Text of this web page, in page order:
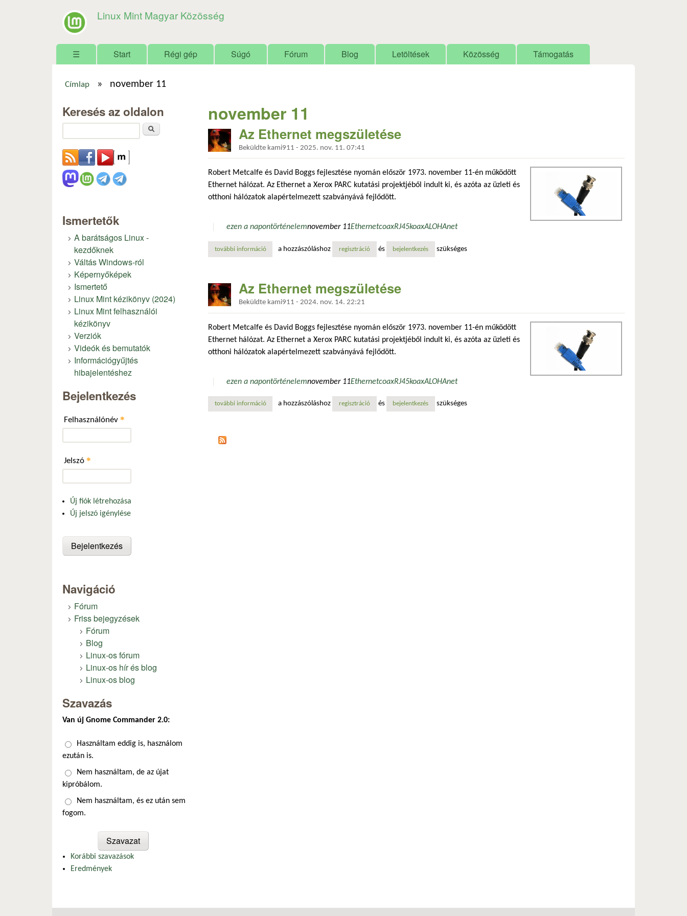
Linux Mint Magyar Közösség
Főmenü
☰ Start Régi gép Súgó Fórum Blog Letöltések Közösség Támogatás
Címlap » november 11
november 11
Az Ethernet megszületése
Beküldte kami911 - 2025. nov. 11. 07:41
Robert Metcalfe és David Boggs fejlesztése nyomán először 1973. november 11-én működött
Ethernet hálózat. Az Ethernet a Xerox PARC kutatási projektjéből indult ki, és azóta az üzleti és
otthoni hálózatok alapértelmezett szabványává fejlődött.
ezen a napontörténelemnovember 11EthernetcoaxRJ45koaxALOHAnet
további információaz ethernet megszületése tartalommal kapcsolatosan
a hozzászóláshoz regisztráció és bejelentkezés szükséges
Az Ethernet megszületése
Beküldte kami911 - 2024. nov. 14. 22:21
Robert Metcalfe és David Boggs fejlesztése nyomán először 1973. november 11-én működött
Ethernet hálózat. Az Ethernet a Xerox PARC kutatási projektjéből indult ki, és azóta az üzleti és
otthoni hálózatok alapértelmezett szabványává fejlődött.
ezen a napontörténelemnovember 11EthernetcoaxRJ45koaxALOHAnet
további információaz ethernet megszületése tartalommal kapcsolatosan
a hozzászóláshoz regisztráció és bejelentkezés szükséges
Keresés az oldalon
Ismertetők
A barátságos Linux -
kezdőknek
Váltás Windows-ról
Képernyőképek
Ismertető
Linux Mint kézikönyv (2024)
Linux Mint felhasználói
kézikönyv
Verziók
Videók és bemutatók
Információgyűjtés
hibajelentéshez
Bejelentkezés
Felhasználónév *
Jelszó *
Új fiók létrehozása
Új jelszó igénylése
Navigáció
Fórum
Friss bejegyzések
Fórum
Blog
Linux-os fórum
Linux-os hír és blog
Linux-os blog
Szavazás
Van új Gnome Commander 2.0:
Választások
Használtam eddig is, használom
ezután is.
Nem használtam, de az újat
kipróbálom.
Nem használtam, és ez után sem
fogom.
Korábbi szavazások
Eredmények